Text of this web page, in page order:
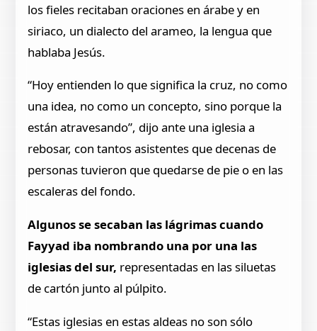
los fieles recitaban oraciones en árabe y en
siriaco, un dialecto del arameo, la lengua que
hablaba Jesús.
“Hoy entienden lo que significa la cruz, no como
una idea, no como un concepto, sino porque la
están atravesando”, dijo ante una iglesia a
rebosar, con tantos asistentes que decenas de
personas tuvieron que quedarse de pie o en las
escaleras del fondo.
Algunos se secaban las lágrimas cuando
Fayyad iba nombrando una por una las
iglesias del sur, representadas en las siluetas
de cartón junto al púlpito.
“Estas iglesias en estas aldeas no son sólo